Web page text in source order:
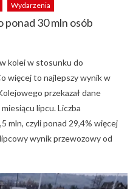
Wydarzenia
30 mln osób
kolei w stosunku do
więcej to najlepszy wynik w
przekazał dane
lipcu. Liczba
mln, czyli ponad 29,4% więcej
wynik przewozowy od